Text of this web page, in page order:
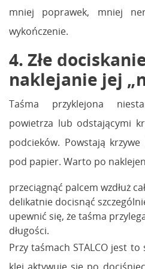
mniej poprawek, mniej
wykończenie.
4. Złe
naklejanie jej
Taśma przyklejona
powietrza lub odstającymi
podcieków. Powstają
pod papier. Warto po
przeciągnąć palcem wzdłuż
delikatnie docisnąć
upewnić się, że taśma
długości.
Przy taśmach STALCO jest